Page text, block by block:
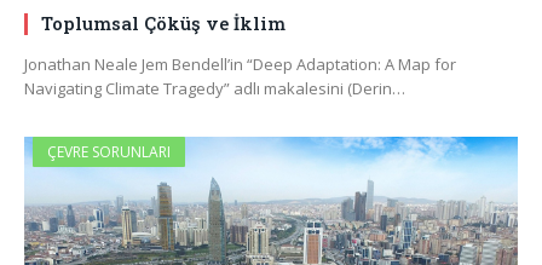
Toplumsal Çöküş ve İklim
Jonathan Neale Jem Bendell’in “Deep Adaptation: A Map for
Navigating Climate Tragedy” adlı makalesini (Derin…
ÇEVRE SORUNLARI